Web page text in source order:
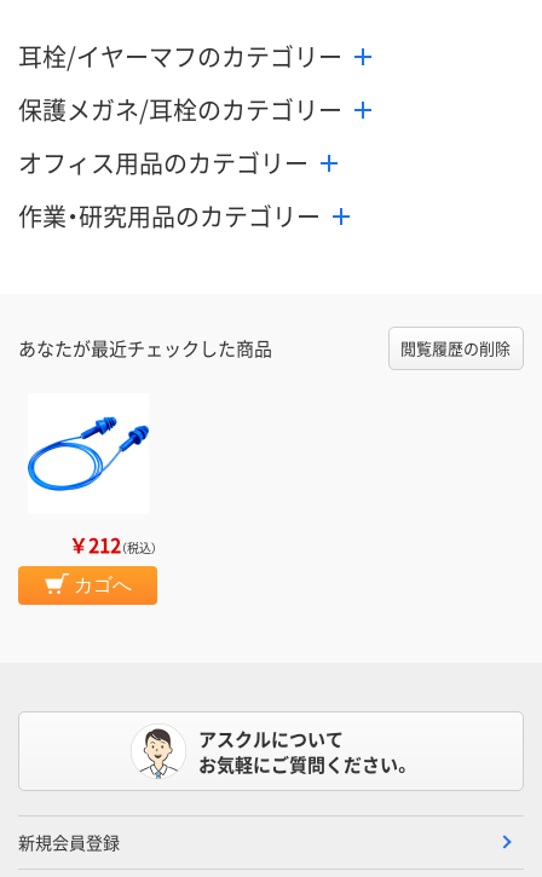
耳栓/イヤーマフのカテゴリー
保護メガネ/耳栓のカテゴリー
オフィス用品のカテゴリー
作業・研究用品のカテゴリー
あなたが最近チェックした商品 閲覧履歴の削除
￥212（税込）
カゴへ
アスクルについて
お気軽にご質問ください。
新規会員登録